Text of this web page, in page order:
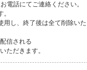
電話にてご連絡ください。
し、終了後は全て削除いた
信される
ただきます。